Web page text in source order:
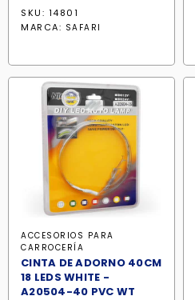
SKU: 14801
MARCA: SAFARI
ACCESORIOS PARA
CARROCERÍA
CINTA DE ADORNO 40CM
18 LEDS WHITE -
A20504-40 PVC WT